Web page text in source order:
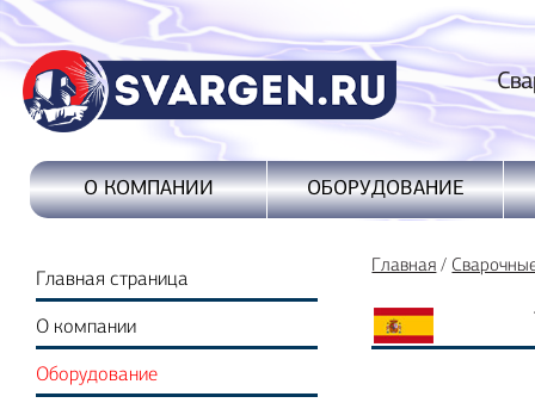
О КОМПАНИИ ОБОРУДОВАНИЕ
Главная страница
О компании
Оборудование
Главная /